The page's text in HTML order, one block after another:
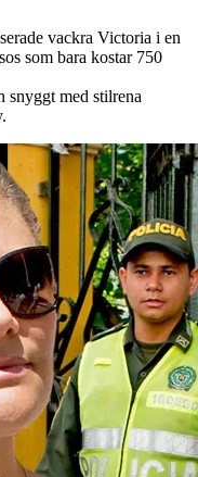
vackra Victoria i en
som bara kostar 750
snyggt med stilrena